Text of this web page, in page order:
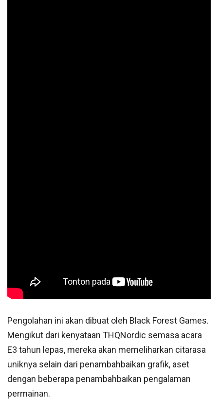
Pengolahan ini akan dibuat oleh Black Forest Games.
Mengikut dari kenyataan THQNordic semasa acara
E3 tahun lepas, mereka akan memeliharkan citarasa
uniknya selain dari penambahbaikan grafik, aset
dengan beberapa penambahbaikan pengalaman
permainan.